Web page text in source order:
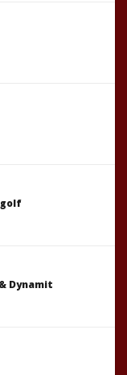
Dynamit